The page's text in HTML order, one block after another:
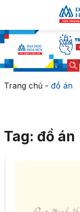
Trang chủ- đồ án
Tag: đồ án